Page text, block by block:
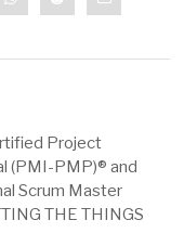
Project
(PMI-PMP)® and
Scrum Master
THE THINGS